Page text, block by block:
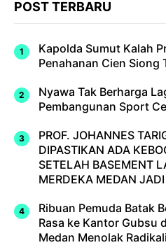
POST TERBARU
Kapolda Sumut Kalah
Penahanan Cien Siong
Nyawa Tak Berharga
Pembangunan Sport
PROF. JOHANNES
DIPASTIKAN ADA
SETELAH BASEMENT
MERDEKA MEDAN JADI
Ribuan Pemuda Batak
Rasa ke Kantor Gubsu
Medan Menolak